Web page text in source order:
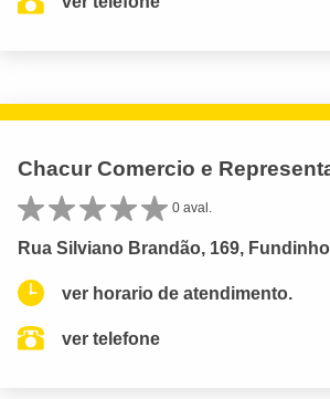
Chacur Comercio e
0 aval.
Rua Silviano Brandão, 169,
ver horario de atendimento.
ver telefone